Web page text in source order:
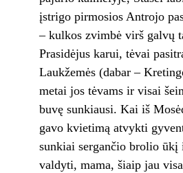
įstrigo pirmosios Antrojo
– kulkos zvimbė virš galvų
Prasidėjus karui, tėvai
Laukžemės (dabar –
metai jos tėvams ir visai
buvę sunkiausi. Kai iš
gavo kvietimą atvykti
sunkiai sergančio brolio
valdyti, mama, šiaip jau